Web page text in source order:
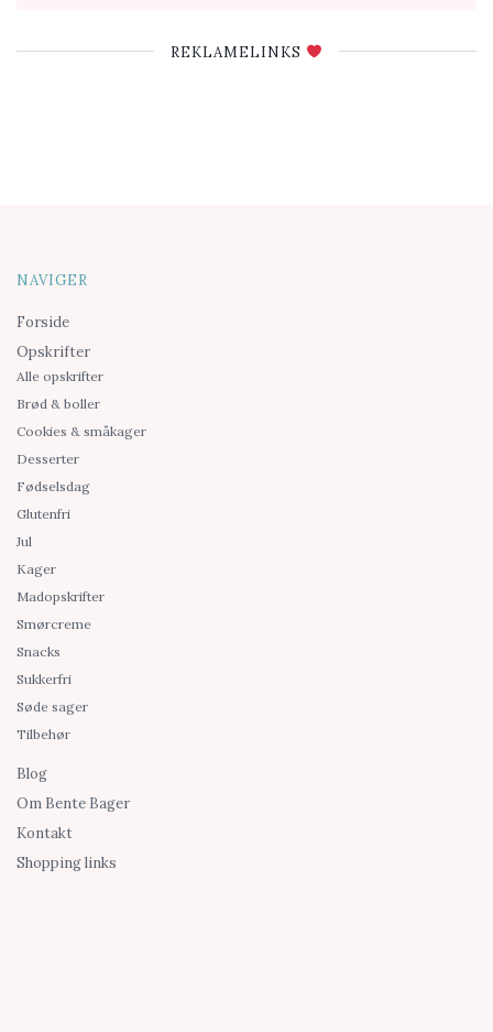
REKLAMELINKS
NAVIGER
Forside
Opskrifter
Alle opskrifter
Brød & boller
Cookies & småkager
Desserter
Fødselsdag
Glutenfri
Jul
Kager
Madopskrifter
Smørcreme
Snacks
Sukkerfri
Søde sager
Tilbehør
Blog
Om Bente Bager
Kontakt
Shopping links